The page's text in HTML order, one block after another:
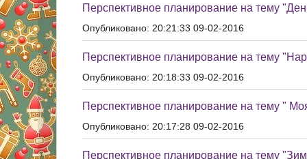
Перспективное планирование на тему
Опубликовано: 20:21:33 09-02-2016
Перспективное планирование на тему
Опубликовано: 20:18:33 09-02-2016
Перспективное планирование на тему "
Опубликовано: 20:17:28 09-02-2016
Перспективное планирование на тему